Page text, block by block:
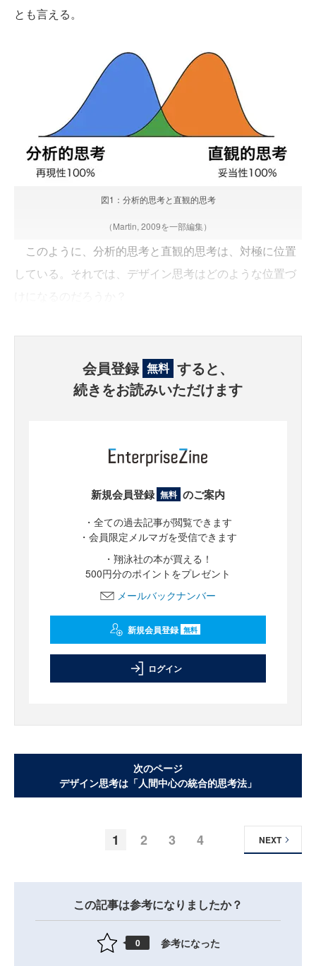
とも言える。
図1：分析的思考と直観的思考
（Martin, 2009を一部編集）
このように、分析的思考と直観的思考は、対極に位置
している。それでは、デザイン思考はどのような位置づ
会員登録 無料 すると、
続きをお読みいただけます
新規会員登録 無料 のご案内
・全ての過去記事が閲覧できます
・会員限定メルマガを受信できます
・翔泳社の本が買える！
500円分のポイントをプレゼント
メールバックナンバー
新規会員登録 無料
ログイン
次のページ
デザイン思考は「人間中心の統合的思考法」
1 2 3 4 NEXT
この記事は参考になりましたか？
0 参考になった